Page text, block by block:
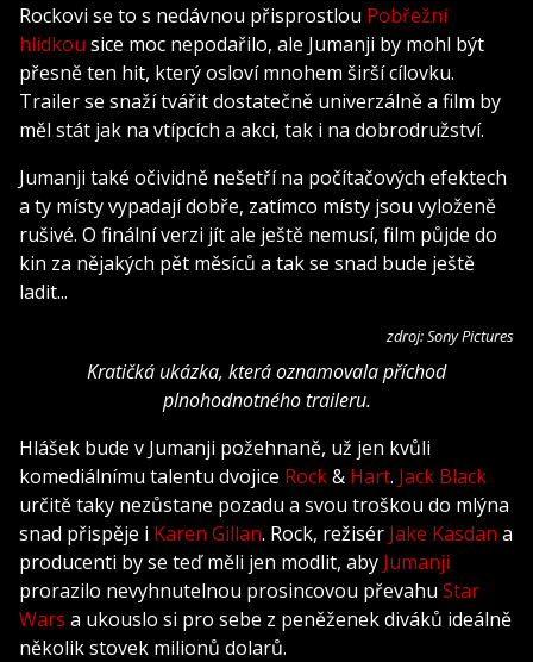
Rockovi se to s nedávnou přisprostlou Pobřežní
hlídkou sice moc nepodařilo, ale Jumanji by mohl být
přesně ten hit, který osloví mnohem širší cílovku.
Trailer se snaží tvářit dostatečně univerzálně a film by
měl stát jak na vtípcích a akci, tak i na dobrodružství.
Jumanji také očividně nešetří na počítačových efektech
a ty místy vypadají dobře, zatímco místy jsou vyloženě
rušivé. O finální verzi jít ale ještě nemusí, film půjde do
kin za nějakých pět měsíců a tak se snad bude ještě
ladit...
zdroj: Sony Pictures
Kratičká ukázka, která oznamovala příchod
plnohodnotného traileru.
Hlášek bude v Jumanji požehnaně, už jen kvůli
komediálnímu talentu dvojice Rock& Hart. Jack Black
určitě taky nezůstane pozadu a svou troškou do mlýna
snad přispěje i Karen Gillan. Rock, režisér Jake Kasdan a
producenti by se teď měli jen modlit, aby Jumanji
prorazilo nevyhnutelnou prosincovou převahu Star
Wars a ukouslo si pro sebe z peněženek diváků ideálně
několik stovek milionů dolarů.